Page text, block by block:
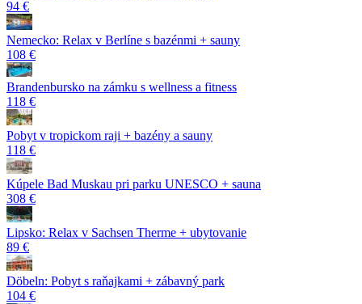
94 €
Nemecko: Relax v Berlíne s bazénmi + sauny
108 €
Brandenbursko na zámku s wellness a fitness
118 €
Pobyt v tropickom raji + bazény a sauny
118 €
Kúpele Bad Muskau pri parku UNESCO + sauna
308 €
Lipsko: Relax v Sachsen Therme + ubytovanie
89 €
Döbeln: Pobyt s raňajkami + zábavný park
104 €